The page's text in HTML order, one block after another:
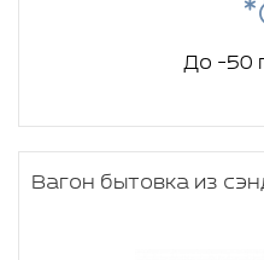
До -50
Вагон бытовка из